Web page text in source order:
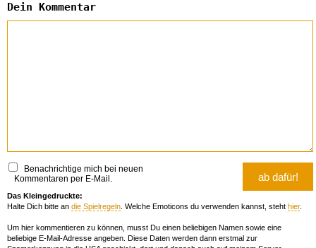
Dein Kommentar
Benachrichtige mich bei neuen
Kommentaren per E-Mail.
Das Kleingedruckte:
Halte Dich bitte an die Spielregeln . Welche Emoticons du verwenden kannst, steht hier.
Um hier kommentieren zu können, musst Du einen beliebigen Namen sowie eine
beliebige E-Mail-Adresse angeben. Diese Daten werden dann erstmal zur